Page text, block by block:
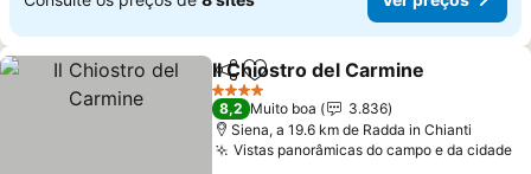
PartilharAdicionar aos favoritos
Il Chiostro del Carmine
4 Estrelas
8,2 Muito boa
3.836
Siena, a 19.6 km de Radda in Chianti
Vistas panorâmicas do campo e da cidade